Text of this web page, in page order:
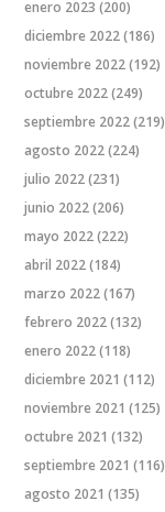
enero 2023 (200)
diciembre 2022(186)
noviembre 2022(192)
octubre 2022(249)
septiembre 2022(219)
agosto 2022(224)
julio 2022(231)
junio 2022(206)
mayo 2022(222)
abril 2022(184)
marzo 2022(167)
febrero 2022(132)
enero 2022(118)
diciembre 2021 (112)
noviembre 2021 (125)
octubre 2021 (132)
septiembre 2021 (116)
agosto 2021 (135)